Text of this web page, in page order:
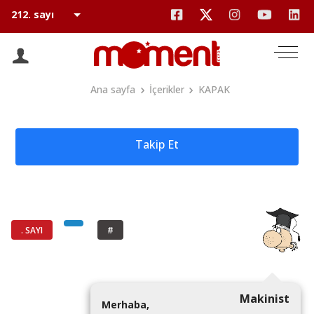
Ana sayfa İçerikler KAPAK
Takip Et
. SAYI #
Makinist
Merhaba,